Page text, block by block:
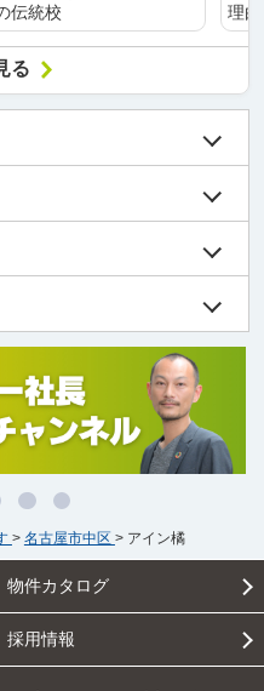
伝統校
理
る
> 名古屋市中区 > アイン橘
物件カタログ
採用情報